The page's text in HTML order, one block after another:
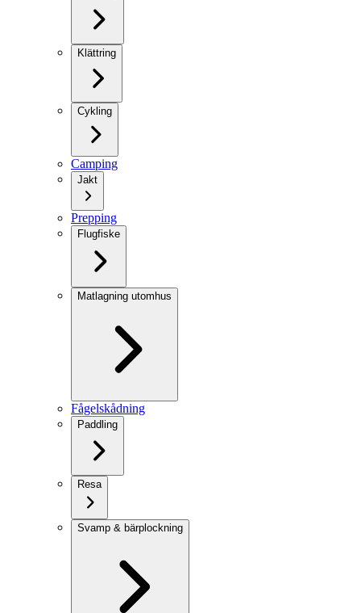
Klättring
Cykling
Camping
Jakt
Prepping
Flugfiske
Matlagning utomhus
Fågelskådning
Paddling
Resa
Svamp & bärplockning